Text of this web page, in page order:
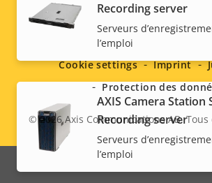
Recording server
Serveurs
l’emploi
AXIS Camera Station
Recording server
Serveurs
l’emploi
Social
menu
Legal
menu
© 2026Axis Communications AB.
Cookie settings Imprint
Protection des